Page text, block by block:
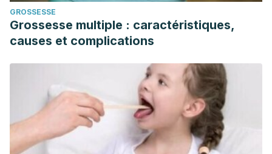
GROSSESSE
Grossesse multiple : caractéristiques,
causes et complications